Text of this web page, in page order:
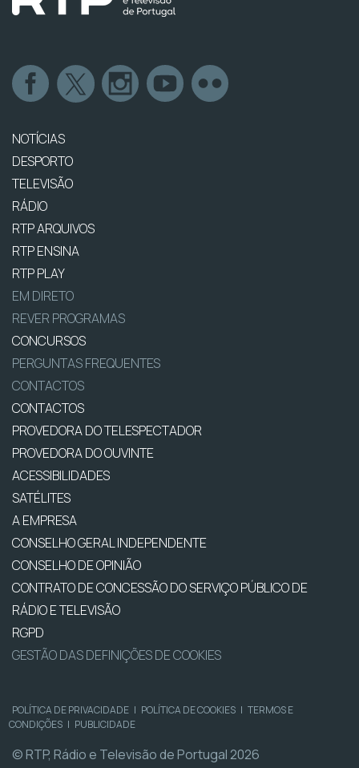
NOTÍCIAS
DESPORTO
TELEVISÃO
RÁDIO
RTP ARQUIVOS
RTP ENSINA
RTP PLAY
EM DIRETO
REVER PROGRAMAS
CONCURSOS
PERGUNTAS FREQUENTES
CONTACTOS
CONTACTOS
PROVEDORA DO TELESPECTADOR
PROVEDORA DO OUVINTE
ACESSIBILIDADES
SATÉLITES
A EMPRESA
CONSELHO GERAL INDEPENDENTE
CONSELHO DE OPINIÃO
CONTRATO DE CONCESSÃO DO SERVIÇO PÚBLICO DE
RÁDIO E TELEVISÃO
RGPD
GESTÃO DAS DEFINIÇÕES DE COOKIES
POLÍTICA DE PRIVACIDADE | POLÍTICA DE COOKIES | TERMOS E
CONDIÇÕES | PUBLICIDADE
© RTP, Rádio e Televisão de Portugal 2026